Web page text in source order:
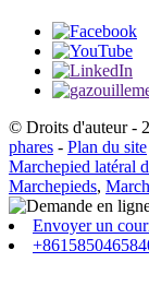
© Droits d'auteur -
phares - Plan du site
Marchepied latéral
Marchepieds,
Envoyer un